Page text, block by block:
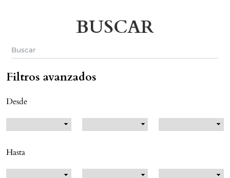
BUSCAR
Filtros avanzados
Desde
Hasta